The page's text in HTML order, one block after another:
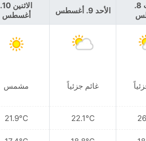
السبت 8.
الأحد 9. أغسطس
غائم جزئياً
22.1°C
الاثنين 10.
أغسطس
مشمس
21.9°C